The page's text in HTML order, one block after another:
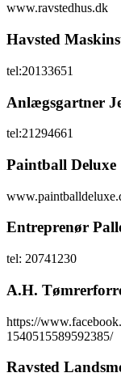
www.ravstedhus.dk
Havsted
tel:20133651
Anlægsgartner
tel:21294661
Paintball Deluxe
Entreprenør
tel: 20741230
A.H.
https://
1540515589592385/
Ravsted